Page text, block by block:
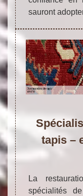
sauront
tapis –
La
spécialités